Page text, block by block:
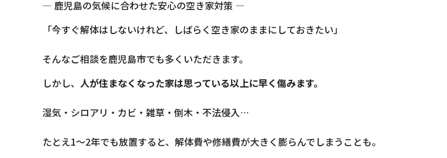
― 鹿児島の気候に合わせた安心の空き家対策 ―
「今すぐ解体はしないけれど、しばらく空き家のままにしておきたい」
そんなご相談を鹿児島市でも多くいただきます。
しかし、 人が住まなくなった家は思っている以上に早く傷みます。
湿気・シロアリ・カビ・雑草・倒木・不法侵入…
たとえ1〜2年でも放置すると、解体費や修繕費が大きく膨らんでしまうことも。